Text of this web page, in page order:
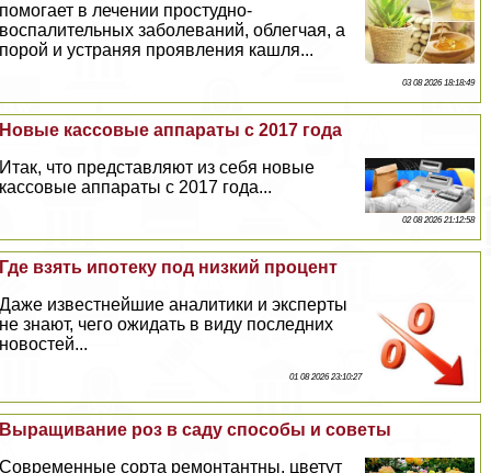
помогает в лечении простудно-
воспалительных заболеваний, облегчая, а
порой и устраняя проявления кашля...
03 08 2026 18:18:49
Новые кассовые аппараты с 2017 года
Итак, что представляют из себя новые
кассовые аппараты с 2017 года...
02 08 2026 21:12:58
Где взять ипотеку под низкий процент
Даже известнейшие аналитики и эксперты
не знают, чего ожидать в виду последних
новостей...
01 08 2026 23:10:27
Выращивание роз в саду способы и советы
Современные сорта ремонтантны, цветут